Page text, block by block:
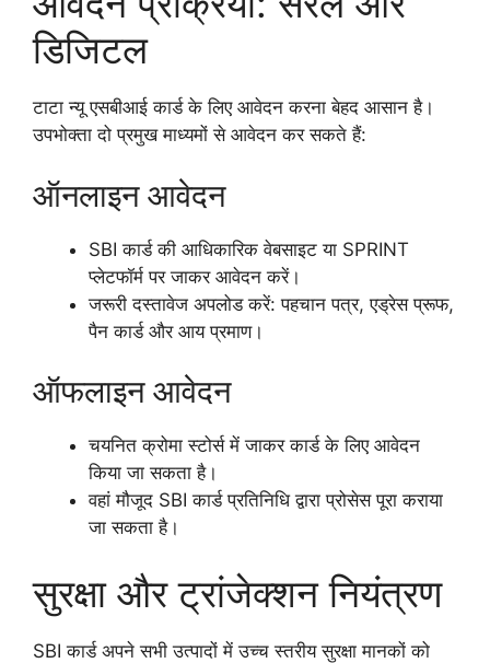
डिजिटल
टाटा न्यू एसबीआई कार्ड के लिए आवेदन करना बेहद आसान है।
उपभोक्ता दो प्रमुख माध्यमों से आवेदन कर सकते हैं:
ऑनलाइन आवेदन
SBI कार्ड की आधिकारिक वेबसाइट या SPRINT
प्लेटफॉर्म पर जाकर आवेदन करें।
जरूरी दस्तावेज अपलोड करें: पहचान पत्र, एड्रेस प्रूफ,
पैन कार्ड और आय प्रमाण।
ऑफलाइन आवेदन
चयनित क्रोमा स्टोर्स में जाकर कार्ड के लिए आवेदन
किया जा सकता है।
वहां मौजूद SBI कार्ड प्रतिनिधि द्वारा प्रोसेस पूरा कराया
जा सकता है।
सुरक्षा और ट्रांजेक्शन नियंत्रण
SBI कार्ड अपने सभी उत्पादों में उच्च स्तरीय सुरक्षा मानकों को